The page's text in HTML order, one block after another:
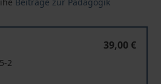
39,00 €
2